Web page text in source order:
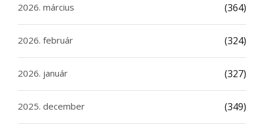
2026. március (364)
2026. február (324)
2026. január (327)
2025. december (349)